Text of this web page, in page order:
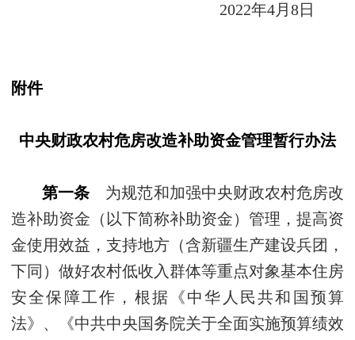
2022年4月8日
附件
中央财政农村危房改造补助资金管理暂行办法
第一条 为规范和加强中央财政农村危房改
造补助资金（以下简称补助资金）管理，提高资
金使用效益，支持地方（含新疆生产建设兵团，
下同）做好农村低收入群体等重点对象基本住房
安全保障工作，根据《中华人民共和国预算
法》、《中共中央国务院关于全面实施预算绩效